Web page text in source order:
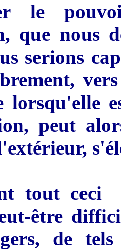
le
que nous
serions
lorsqu'elle
peut
tout
être
de tels